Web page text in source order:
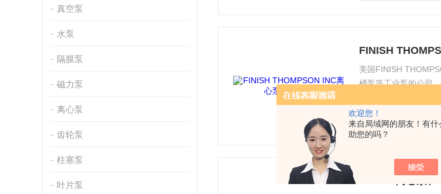
欢迎您！
来自局域网的朋友！有什
助您的吗？
真空泵
水泵
隔膜泵
磁力泵
离心泵
齿轮泵
柱塞泵
叶片泵
FINISH
美国FINISH
桶泵等工业泵的公司
更新时间：2025-10-07
ACZUE离心泵、